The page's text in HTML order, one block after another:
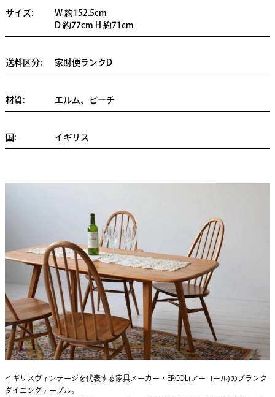
サイズ:
W 約152.5cm
D 約77cm H 約71cm
送料区分: 家財便ランクD
材質: エルム、ビーチ
国: イギリス
イギリスヴィンテージを代表する家具メーカー・ERCOL(アーコール)のプランク
ダイニングテーブル。